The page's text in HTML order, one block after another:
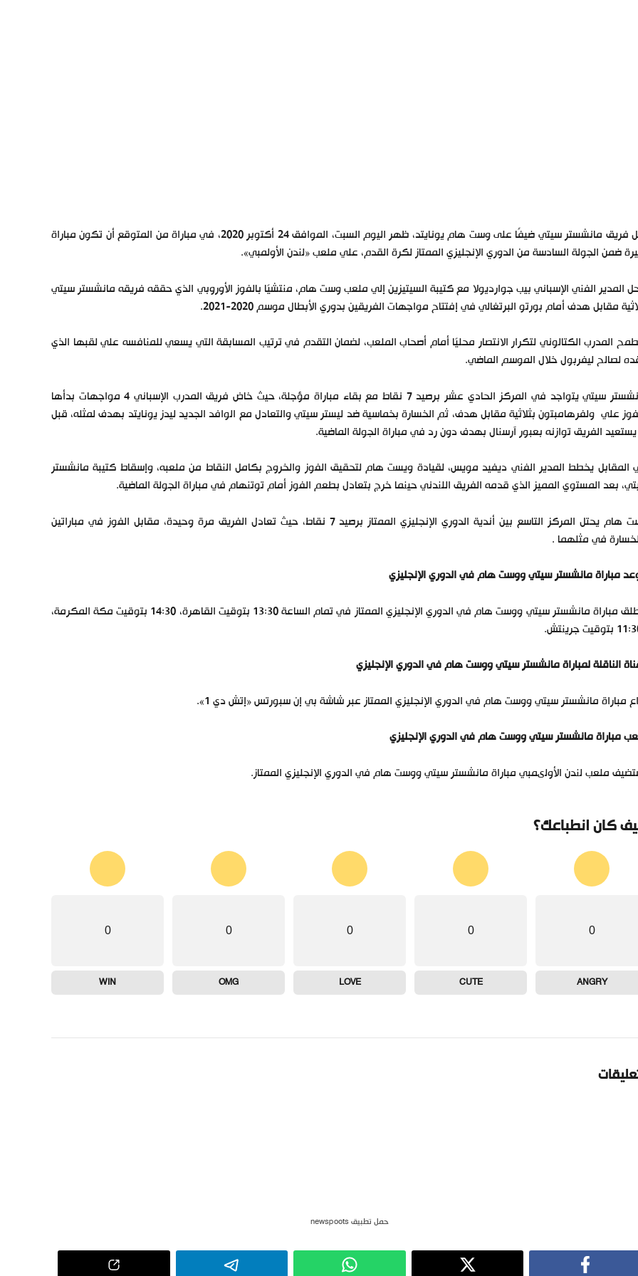
يحل فريق مانشستر سيتي ضيفًا على وست هام يونايتد، ظهر اليوم السبت، الموافق 24 أكتوبر 2020، في مباراة من المتوقع أن تكون مباراة
ضمن الجولة السادسة من الدوري الإنجليزي الممتاز لكرة القدم، علي ملعب «لندن الأولمبي».
المدير الفني الإسباني بيب جوارديولا مع كتيبة السيتيزين إلي ملعب وست هام، منتشيًا بالفوز الأوروبي الذي حققه فريقه مانشستر سيتي
مقابل هدف أمام بورتو البرتغالي في إفتتاح مواجهات الفريقين بدوري الأبطال موسم 2020-2021.
المدرب الكتالوني لتكرار الانتصار محليًا أمام أصحاب الملعب، لضمان التقدم في ترتيب المسابقة التي يسعي للمنافسه علي لقبها الذي
لصالح ليفربول خلال الموسم الماضي.
مانشستر سيتي يتواجد في المركز الحادي عشر برصيد 7 نقاط مع بقاء مباراة مؤجلة، حيث خاض فريق المدرب الإسباني 4 مواجهات بدأها
علي ولفرهامبتون بثلاثية مقابل هدف، ثم الخسارة بخماسية ضد ليستر سيتي والتعادل مع الوافد الجديد ليدز يونايتد بهدف لمثله، قبل
الفريق توازنه بعبور آرسنال بهدف دون رد في مباراة الجولة الماضية.
يخطط المدير الفني ديفيد مويس، لقيادة ويست هام لتحقيق الفوز والخروج بكامل النقاط من ملعبه، وإسقاط كتيبة مانشستر
بعد المستوي المميز الذي قدمه الفريق اللندني حينما خرج بتعادل بطعم الفوز أمام توتنهام في مباراة الجولة الماضية.
وست هام يحتل المركز التاسع بين أندية الدوري الإنجليزي الممتاز برصيد 7 نقاط، حيث تعادل الفريق مرة وحيدة، مقابل الفوز في مباراتين
في مثلهما .
مباراة مانشستر سيتي ووست هام في الدوري الإنجليزي
تنطلق مباراة مانشستر سيتي ووست هام في الدوري الإنجليزي الممتاز في تمام الساعة 13:30 بتوقيت القاهرة، 14:30 بتوقيت مكة المكرمة،
الناقلة لمباراة مانشستر سيتي ووست هام في الدوري الإنجليزي
مباراة مانشستر سيتي ووست هام في الدوري الإنجليزي الممتاز عبر شاشة بي إن سبورتس «إتش دي 1».
مباراة مانشستر سيتي ووست هام في الدوري الإنجليزي
ملعب لندن الأولىمبي مباراة مانشستر سيتي ووست هام في الدوري الإنجليزي الممتاز.
كان انطباعك؟
0
ANGRY
0
CUTE
0
LOVE
0
OMG
0
WIN
حمل تطبيق newspoots